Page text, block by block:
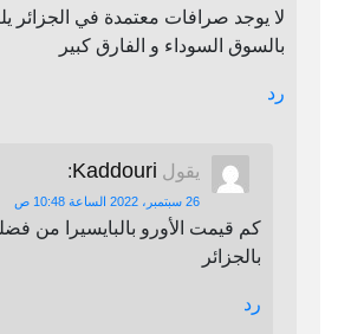
لا يوجد صرافات معتمدة في الجزائر
بالسوق السوداء و الفارق كبير
رد
يقول Kaddouri
:
26 سبتمبر، 2022 الساعة 10:48 ص
كم قيمت الأورو بالبايسيرا من
بالجزائر
رد